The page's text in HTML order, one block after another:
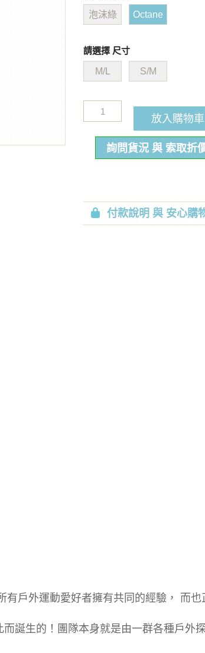
泡沫綠 Octane
請選擇 尺寸
M/L S/M
放入購物車
詢問貨況 與 索取折
付款說明 與 安心購
戶外運動愛好者擁有共同的經驗， 而
誕生的！團隊本身就是由一群各種戶外